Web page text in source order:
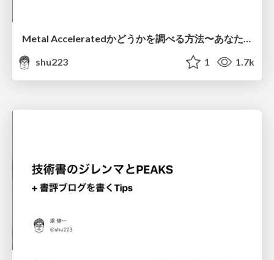
Metal Acceleratedかどうかを調べる方法〜あなたのアプリのどこでMetalが暗躍しているのか #potatotips
shu223
1 1.7k